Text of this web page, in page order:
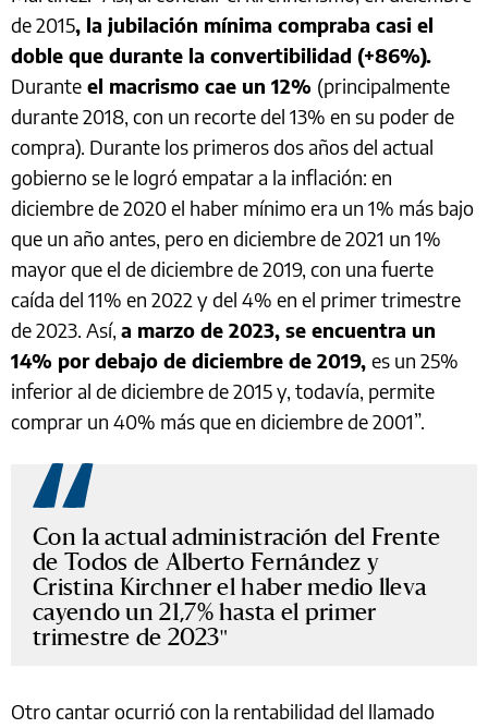
de 2015, la jubilación mínima compraba casi el
doble que durante la convertibilidad (+86%).
Durante el macrismo cae un 12% (principalmente
durante 2018, con un recorte del 13% en su poder de
compra). Durante los primeros dos años del actual
gobierno se le logró empatar a la inflación: en
diciembre de 2020 el haber mínimo era un 1% más bajo
que un año antes, pero en diciembre de 2021 un 1%
mayor que el de diciembre de 2019, con una fuerte
caída del 11% en 2022 y del 4% en el primer trimestre
de 2023. Así, a marzo de 2023, se encuentra un
14% por debajo de diciembre de 2019, es un 25%
inferior al de diciembre de 2015 y, todavía, permite
comprar un 40% más que en diciembre de 2001”.
Con la actual administración del Frente
de Todos de Alberto Fernández y
Cristina Kirchner el haber medio lleva
cayendo un 21,7% hasta el primer
trimestre de 2023
Otro cantar ocurrió con la rentabilidad del llamado